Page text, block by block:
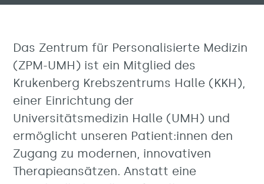
Das Zentrum für Personalisierte Medizin
(ZPM-UMH) ist ein Mitglied des
Krukenberg Krebszentrums Halle (KKH),
einer Einrichtung der
Universitätsmedizin Halle (UMH) und
ermöglicht unseren Patient:innen den
Zugang zu modernen, innovativen
Therapieansätzen. Anstatt eine